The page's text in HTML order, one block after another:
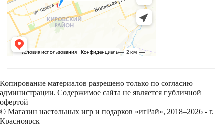
Копирование материалов разрешено только по согласию
администрации. Содержимое сайта не является публичной
офертой
© Магазин настольных игр и подарков «игРай», 2018–2026 - г.
Красноярск